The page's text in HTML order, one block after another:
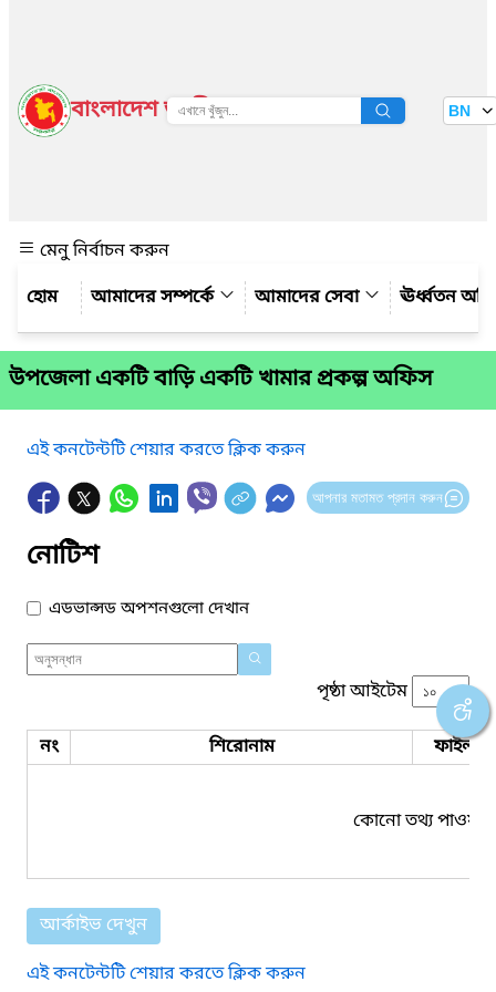
বাংলাদেশ জাতীয় তথ্য বাতায়ন BN
মেনু নির্বাচন করুন
আমাদের সম্পর্কে
আমাদের সেবা ঊর্ধ্বতন
উপজেলা একটি বাড়ি একটি খামার প্রকল্প অফিস
এই কনটেন্টটি শেয়ার করতে ক্লিক করুন
আপনার মতামত প্রদান করুন
নোটিশ
এডভান্সড অপশনগুলো দেখান
পৃষ্ঠা আইটেম
নং শিরোনাম ফাইল
কোনো তথ্য পাওয়া
আর্কাইভ দেখুন
এই কনটেন্টটি শেয়ার করতে ক্লিক করুন